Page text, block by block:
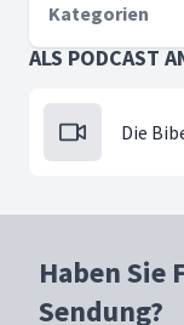
Kategorien
ALS PODCAST
Die
Haben Sie
Sendung?